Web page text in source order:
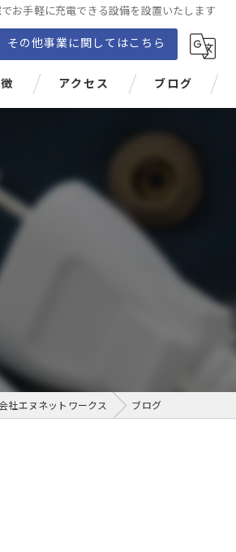
お手軽に充電できる設備を設置いたします
その他事業に関してはこちら
アクセス ブログ
社エヌネットワークス ブログ